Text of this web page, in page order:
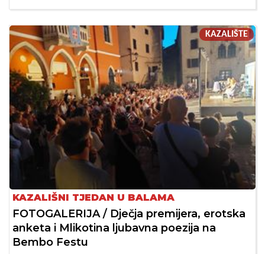
KAZALIŠTE
KAZALIŠNI TJEDAN U BALAMA
FOTOGALERIJA / Dječja premijera, erotska
anketa i Mlikotina ljubavna poezija na
Bembo Festu